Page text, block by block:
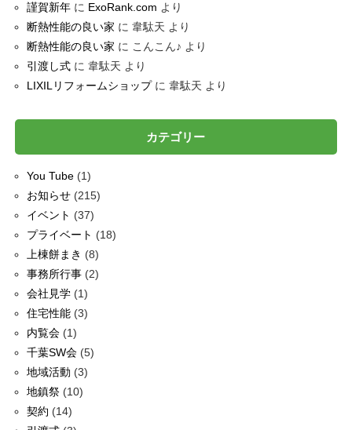
謹賀新年に ExoRank.com より
断熱性能の良い家 に 韋駄天 より
断熱性能の良い家 に こんこん♪ より
引渡し式に 韋駄天 より
LIXILリフォームショップに 韋駄天 より
カテゴリー
You Tube(1)
お知らせ(215)
イベント (37)
プライベート (18)
上棟餅まき (8)
事務所行事(2)
会社見学(1)
住宅性能(3)
内覧会(1)
千葉SW会(5)
地域活動 (3)
地鎮祭(10)
契約 (14)